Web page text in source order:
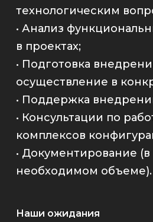
технологическим
• Анализ
в проектах;
• Подготовка
осуществление в
• Поддержка
• Консультации по
комплексов
• Документирование
необходимом объеме).
Наши ожидания